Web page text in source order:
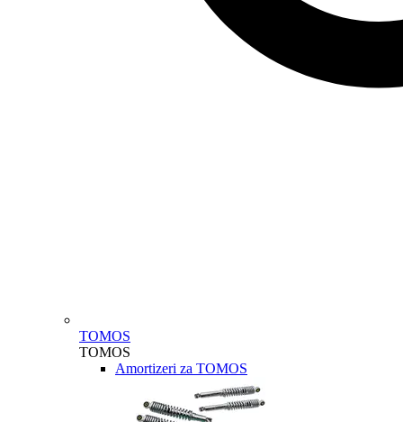
TOMOS
TOMOS
Amortizeri za TOMOS